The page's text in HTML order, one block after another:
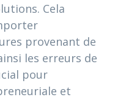
Cela
provenant de
les erreurs de
pour
et